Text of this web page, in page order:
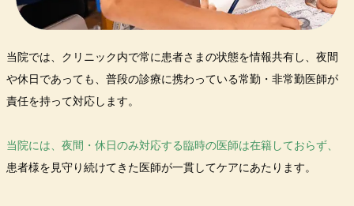
当院では、クリニック内で常に患者さまの状態を情報共有し、夜間
や休日であっても、普段の診療に携わっている常勤・非常勤医師が
責任を持って対応します。
当院には、夜間・休日のみ対応する臨時の医師は在籍しておらず、
患者様を見守り続けてきた医師が一貫してケアにあたります。